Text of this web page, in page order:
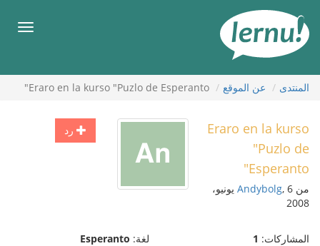
المحتويات
قائمة
المنتدى عن الموقع Eraro en la kurso "Puzlo de Esperanto"
رد
Eraro en la kurso
"Puzlo de
Esperanto"
من Andybolg , 6 يونيو،
2008
المشاركات: 1 لغة: Esperanto